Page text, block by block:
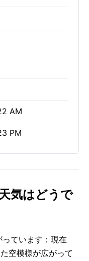
AM
PM
気はどうで
ています：現在
空模様が広がって